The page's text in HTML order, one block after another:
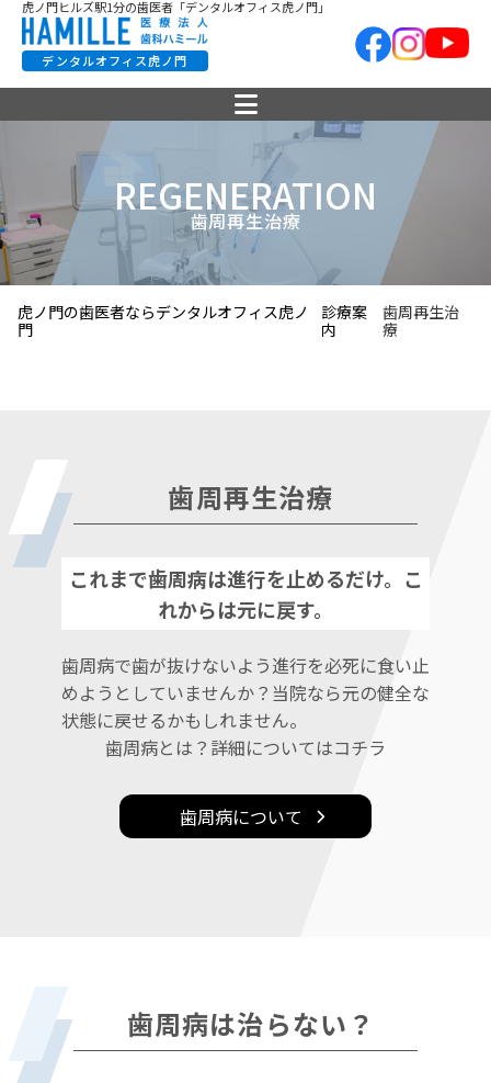
虎ノ門ヒルズ駅1分の歯医者「デンタルオフィス虎ノ門」
デンタルオフィス虎ノ門
REGENERATION
歯周再生治療
虎ノ門の歯医者ならデンタルオフィス虎ノ
門
診療案
内
歯周再生治
療
歯周再生治療
これまで歯周病は進行を止めるだけ。こ
れからは元に戻す。
歯周病で歯が抜けないよう進行を必死に食い止
めようとしていませんか？当院なら元の健全な
状態に戻せるかもしれません。
歯周病とは？詳細についてはコチラ
歯周病について
歯周病は治らない？